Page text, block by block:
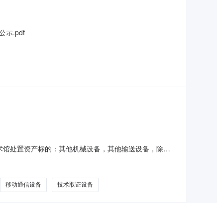
示.pdf
处置资产标的：其他机械设备，其他输送设备，除害
接：http://www.cbex.com.cn资产处置清单序号资产
移动通信设备 技术取证设备